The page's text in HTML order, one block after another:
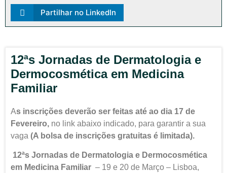
Partilhar no LinkedIn
12ªs Jornadas de Dermatologia e
Dermocosmética em Medicina
Familiar
As inscrições deverão ser feitas até ao dia 17 de
Fevereiro, no link abaixo indicado, para garantir a sua
vaga (A bolsa de inscrições gratuitas é limitada).
12ªs Jornadas de Dermatologia e Dermocosmética
em Medicina Familiar – 19 e 20 de Março – Lisboa,